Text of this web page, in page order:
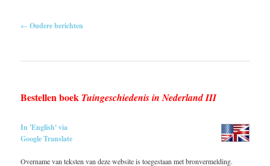
← Oudere berichten
Bestellen boek Tuingeschiedenis in Nederland III
In 'English' via
Google Translate
Overname van teksten van deze website is toegestaan met bronvermelding.